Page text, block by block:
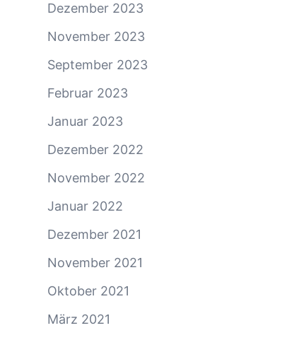
Dezember 2023
November 2023
September 2023
Februar 2023
Januar 2023
Dezember 2022
November 2022
Januar 2022
Dezember 2021
November 2021
Oktober 2021
März 2021